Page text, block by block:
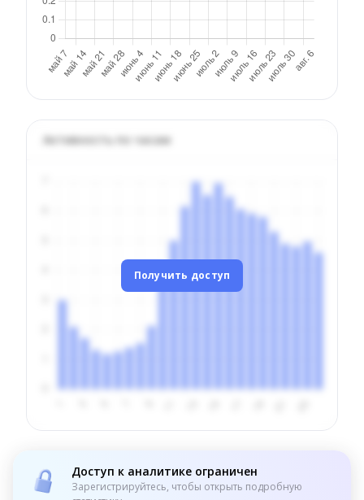
Активность по часам
Получить доступ
Доступ к аналитике ограничен
Зарегистрируйтесь, чтобы открыть подробную